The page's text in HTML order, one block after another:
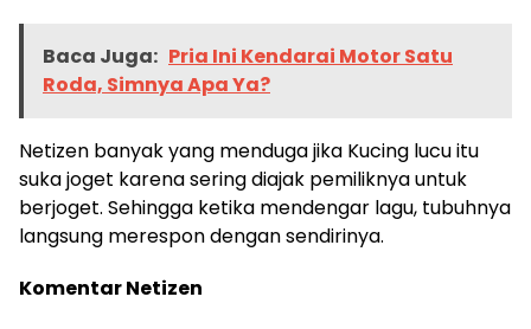
Baca Juga: Pria Ini Kendarai Motor Satu
Roda, Simnya Apa Ya?
Netizen banyak yang menduga jika Kucing lucu itu
suka joget karena sering diajak pemiliknya untuk
berjoget. Sehingga ketika mendengar lagu, tubuhnya
langsung merespon dengan sendirinya.
Komentar Netizen